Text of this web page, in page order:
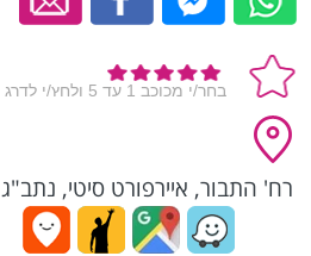
רח' התבור, איירפורט סיטי, נתב"ג